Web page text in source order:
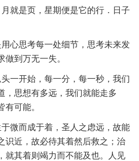
是页，星期便是它的行．日子
思考每一处细节，思考未来发
做到万无一失。
开始，每一分，每一秒，我们
，思想有多远，我们就能走多
有可能。
而成于着，圣人之虑远，故能
识近，故必待其着然后救之；治
就其着则竭力而不能及也。人见